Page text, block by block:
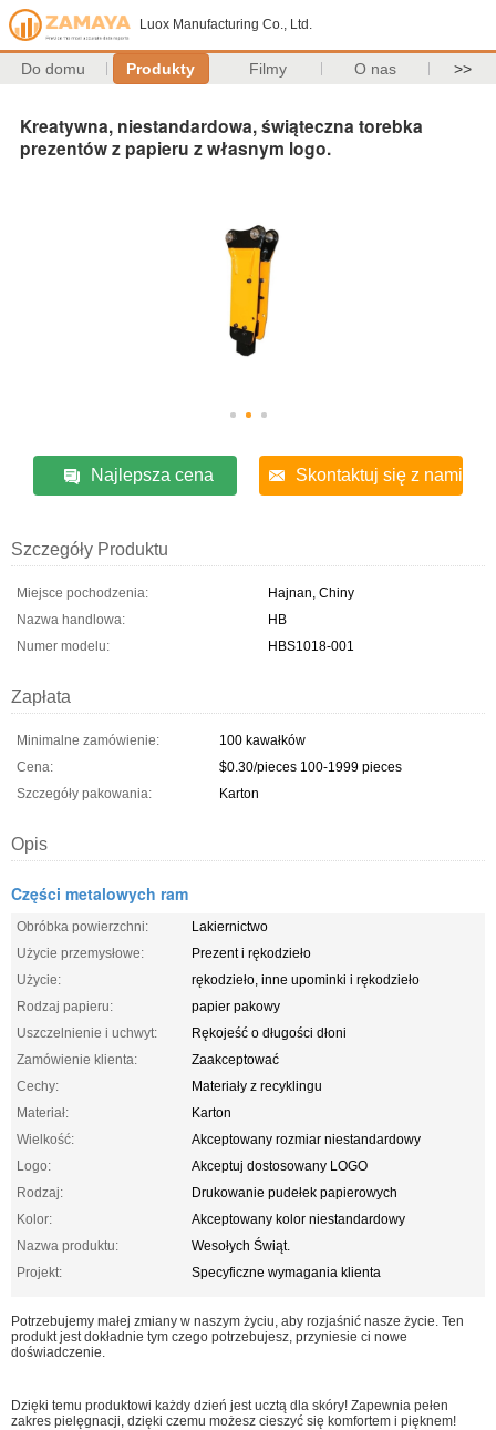
Luox Manufacturing Co., Ltd.
Do domu Produkty Filmy O nas >>
Kreatywna, niestandardowa, świąteczna torebka
prezentów z papieru z własnym logo.
Najlepsza cena Skontaktuj się z nami
Szczegóły Produktu
Miejsce pochodzenia:
Hajnan, Chiny
Nazwa handlowa:
HB
Numer modelu:
HBS1018-001
Zapłata
Minimalne zamówienie:
100 kawałków
Cena:
$0.30/pieces 100-1999 pieces
Szczegóły pakowania:
Karton
Opis
Części metalowych ram
Obróbka powierzchni:
Lakiernictwo
Użycie przemysłowe:
Prezent i rękodzieło
Użycie:
rękodzieło, inne upominki i rękodzieło
Rodzaj papieru:
papier pakowy
Uszczelnienie i uchwyt:
Rękojeść o długości dłoni
Zamówienie klienta:
Zaakceptować
Cechy:
Materiały z recyklingu
Materiał:
Karton
Wielkość:
Akceptowany rozmiar niestandardowy
Logo:
Akceptuj dostosowany LOGO
Rodzaj:
Drukowanie pudełek papierowych
Kolor:
Akceptowany kolor niestandardowy
Nazwa produktu:
Wesołych Świąt.
Projekt:
Specyficzne wymagania klienta
Potrzebujemy małej zmiany w naszym życiu, aby rozjaśnić nasze życie. Ten
produkt jest dokładnie tym czego potrzebujesz, przyniesie ci nowe
doświadczenie.
Dzięki temu produktowi każdy dzień jest ucztą dla skóry! Zapewnia pełen
zakres pielęgnacji, dzięki czemu możesz cieszyć się komfortem i pięknem!